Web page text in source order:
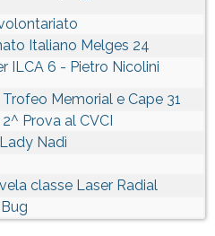
Italiano Melges 24
ILCA 6 - Pietro Nicolini
Memorial e Cape 31
Prova al CVCI
Nadì
classe Laser Radial